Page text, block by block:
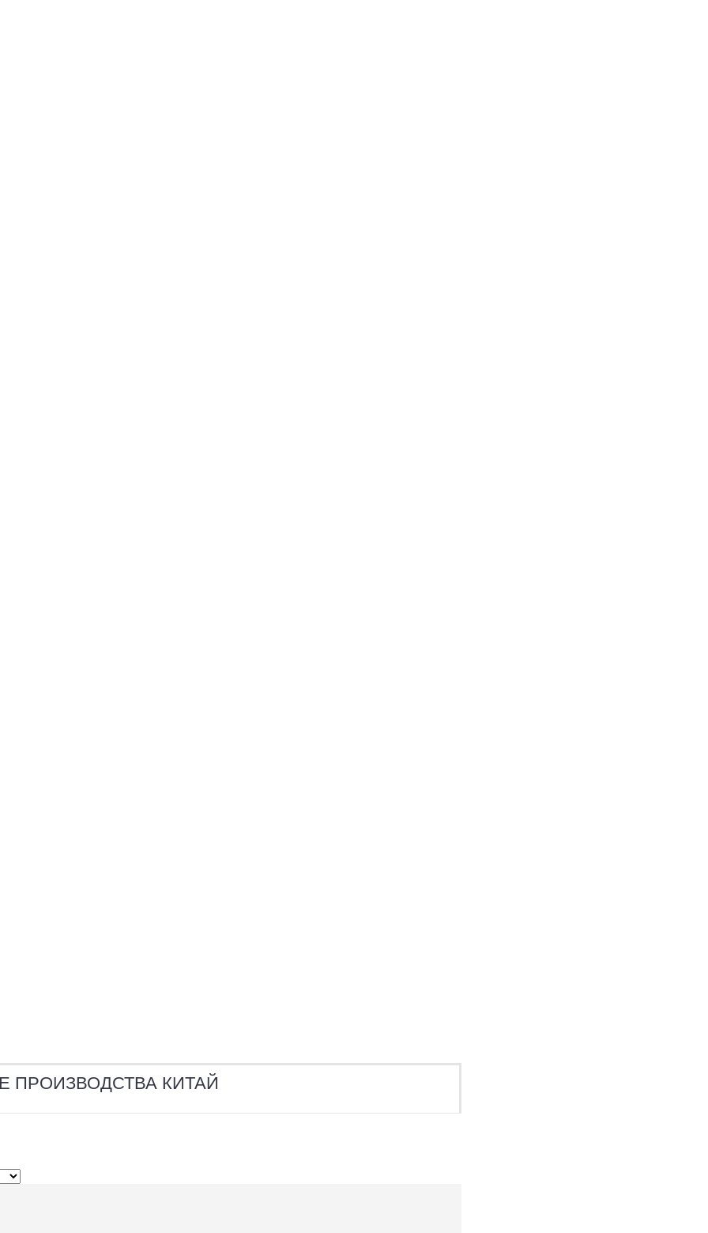
ПРОИЗВОДСТВА КИТАЙ